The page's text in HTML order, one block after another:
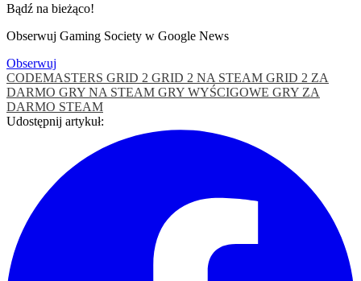
Bądź na bieżąco!
Obserwuj Gaming Society w Google News
Obserwuj
CODEMASTERS GRID 2 GRID 2 NA STEAM GRID 2 ZA
DARMO GRY NA STEAM GRY WYŚCIGOWE GRY ZA
DARMO STEAM
Udostępnij artykuł: